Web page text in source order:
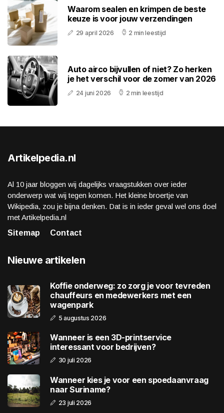
Waarom sealen en krimpen de beste
keuze is voor jouw verzendingen
29 april 2026 2 min leestijd
Auto airco bijvullen of niet? Zo herken
je het verschil voor de zomer van 2026
24 juni 2026 2 min leestijd
Artikelpedia.nl
Al 10 jaar bloggen wij dagelijks vraagstukken over ieder
onderwerp wat wij tegen komen. Het kleine broertje van
Wikipedia, zou je bijna denken. Dat is in ieder geval wel ons doel
met Artikelpedia.nl
Sitemap
Contact
Nieuwe artikelen
Koffie onderweg: zo zorg je voor tevreden
chauffeurs en medewerkers met een
wagenpark
5 augustus 2026
Wanneer is een 3D-printservice
interessant voor bedrijven?
30 juli 2026
Wanneer kies je voor een spoedaanvraag
naar Suriname?
23 juli 2026